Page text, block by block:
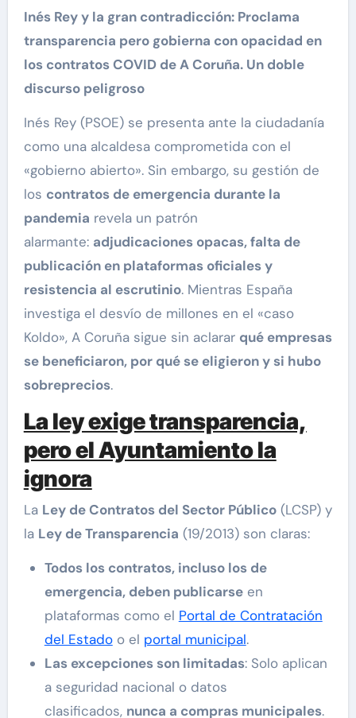
Inés Rey y la gran contradicción: Proclama
transparencia pero gobierna con opacidad en
los contratos COVID de A Coruña. Un doble
discurso peligroso
Inés Rey (PSOE) se presenta ante la ciudadanía
como una alcaldesa comprometida con el
«gobierno abierto». Sin embargo, su gestión de
los contratos de emergencia durante la
pandemia revela un patrón
alarmante: adjudicaciones opacas, falta de
publicación en plataformas oficiales y
resistencia al escrutinio. Mientras España
investiga el desvío de millones en el «caso
Koldo», A Coruña sigue sin aclarar qué empresas
se beneficiaron, por qué se eligieron y si hubo
sobreprecios.
La ley exige transparencia,
pero el Ayuntamiento la
ignora
La Ley de Contratos del Sector Público(LCSP) y
la Ley de Transparencia (19/2013) son claras:
Todos los contratos, incluso los de
emergencia, deben publicarseen
plataformas como el Portal de Contratación
del Estadoo el portal municipal.
Las excepciones son limitadas: Solo aplican
a seguridad nacional o datos
clasificados, nunca a compras municipales.